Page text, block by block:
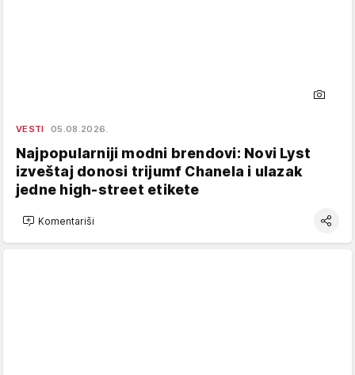
VESTI 05.08.2026.
Najpopularniji modni brendovi: Novi Lyst
izveštaj donosi trijumf Chanela i ulazak
jedne high-street etikete
Komentariši